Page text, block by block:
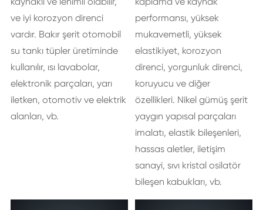
ve iyi korozyon direnci
vardır. Bakır şerit otomobil
su tankı tüpler üretiminde
kullanılır, ısı lavabolar,
elektronik parçaları, yarı
iletken, otomotiv ve elektrik
alanları, vb.
performansı, yüksek
mukavemetli, yüksek
elastikiyet, korozyon
direnci, yorgunluk direnci,
koruyucu ve diğer
özellikleri. Nikel gümüş şerit
yaygın yapısal parçaları
imalatı, elastik bileşenleri,
hassas aletler, iletişim
sanayi, sıvı kristal osilatör
bileşen kabukları, vb.